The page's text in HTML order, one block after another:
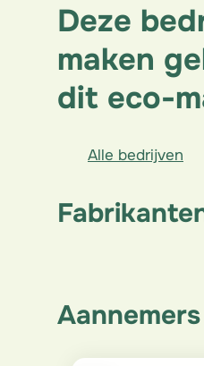
Deze
maken
dit eco-
Alle bedrijven
Aannemers